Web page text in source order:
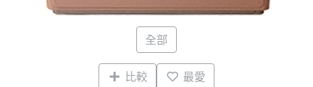
全部
比較 最愛